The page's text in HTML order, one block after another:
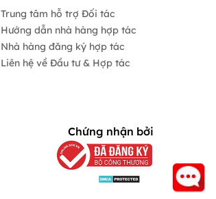
Trung tâm hỗ trợ Đối tác
Hướng dẫn nhà hàng hợp tác
Nhà hàng đăng ký hợp tác
Liên hệ về Đầu tư & Hợp tác
Chứng nhận bởi